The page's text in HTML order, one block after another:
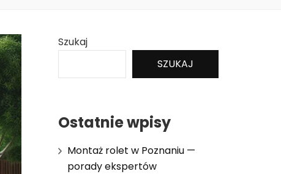
Szukaj
SZUKAJ
Ostatnie wpisy
Montaż rolet w Poznaniu —
porady ekspertów